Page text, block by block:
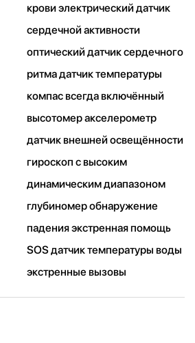
крови электрический датчик
сердечной активности
оптический датчик сердечного
ритма датчик температуры
компас всегда включённый
высотомер акселерометр
датчик внешней освещённости
гироскоп с высоким
динамическим диапазоном
глубиномер обнаружение
падения экстренная помощь
SOS датчик температуры воды
экстренные вызовы